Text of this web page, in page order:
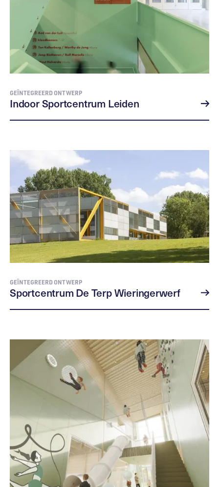
GEÏNTEGREERD ONTWERP
Indoor Sportcentrum Leiden
GEÏNTEGREERD ONTWERP
Sportcentrum De Terp Wieringerwerf